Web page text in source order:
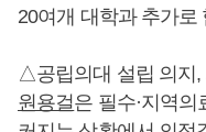
20여개 대학과 추가로
△공립의대 설립 의지,
원용걸은 필수·지역의